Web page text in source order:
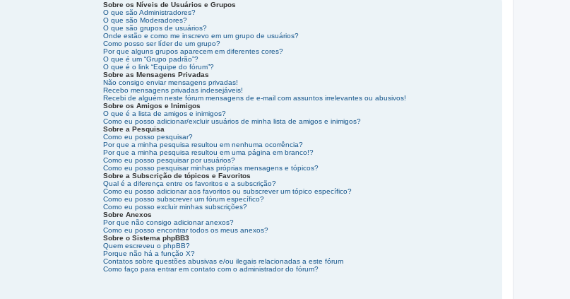
Sobre os Níveis de Usuários e Grupos
O que são Administradores?
O que são Moderadores?
O que são grupos de usuários?
Onde estão e como me inscrevo em um grupo de usuários?
Como posso ser líder de um grupo?
Por que alguns grupos aparecem em diferentes cores?
O que é um “Grupo padrão”?
O que é o link “Equipe do fórum”?
Sobre as Mensagens Privadas
Não consigo enviar mensagens privadas!
Recebo mensagens privadas indesejáveis!
Recebi de alguém neste fórum mensagens de e-mail com assuntos irrelevantes ou abusivos!
Sobre os Amigos e Inimigos
O que é a lista de amigos e inimigos?
Como eu posso adicionar/excluir usuários de minha lista de amigos e inimigos?
Sobre a Pesquisa
Como eu posso pesquisar?
Por que a minha pesquisa resultou em nenhuma ocorrência?
Por que a minha pesquisa resultou em uma página em branco!?
Como eu posso pesquisar por usuários?
Como eu posso pesquisar minhas próprias mensagens e tópicos?
Sobre a Subscrição de tópicos e Favoritos
Qual é a diferença entre os favoritos e a subscrição?
Como eu posso adicionar aos favoritos ou subscrever um tópico específico?
Como eu posso subscrever um fórum específico?
Como eu posso excluir minhas subscrições?
Sobre Anexos
Por que não consigo adicionar anexos?
Como eu posso encontrar todos os meus anexos?
Sobre o Sistema phpBB3
Quem escreveu o phpBB?
Porque não há a função X?
Contatos sobre questões abusivas e/ou ilegais relacionadas a este fórum
Como faço para entrar em contato com o administrador do fórum?